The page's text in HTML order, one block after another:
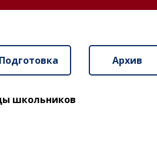
Подготовка Архив
школьников